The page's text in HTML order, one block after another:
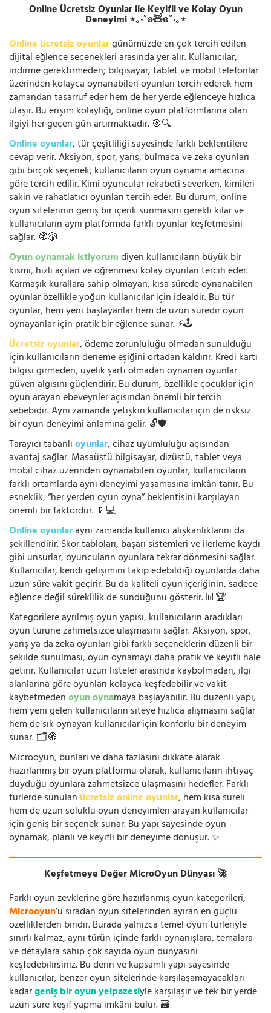
Online Ücretsiz Oyunlar ile Keyifli ve Kolay Oyun
Deneyimi ⋆｡‧˚ʚ🧸ɞ˚‧｡⋆
Online ücretsiz oyunlargünümüzde en çok tercih edilen
dijital eğlence seçenekleri arasında yer alır. Kullanıcılar,
indirme gerektirmeden; bilgisayar, tablet ve mobil telefonlar
üzerinden kolayca oynanabilen oyunları tercih ederek hem
zamandan tasarruf eder hem de her yerde eğlenceye hızlıca
ulaşır. Bu erişim kolaylığı, online oyun platformlarına olan
ilgiyi her geçen gün artırmaktadır. 🎯🔍
Online oyunlar, tür çeşitliliği sayesinde farklı beklentilere
cevap verir. Aksiyon, spor, yarış, bulmaca ve zeka oyunları
gibi birçok seçenek; kullanıcıların oyun oynama amacına
göre tercih edilir. Kimi oyuncular rekabeti severken, kimileri
sakin ve rahatlatıcı oyunları tercih eder. Bu durum, online
oyun sitelerinin geniş bir içerik sunmasını gerekli kılar ve
kullanıcıların aynı platformda farklı oyunlar keşfetmesini
sağlar. 🧭🎲
Oyun oynamak istiyorumdiyen kullanıcıların büyük bir
kısmı, hızlı açılan ve öğrenmesi kolay oyunları tercih eder.
Karmaşık kurallara sahip olmayan, kısa sürede oynanabilen
oyunlar özellikle yoğun kullanıcılar için idealdir. Bu tür
oyunlar, hem yeni başlayanlar hem de uzun süredir oyun
oynayanlar için pratik bir eğlence sunar. ⚡🕹️
Ücretsiz oyunlar, ödeme zorunluluğu olmadan sunulduğu
için kullanıcıların deneme eşiğini ortadan kaldırır. Kredi kartı
bilgisi girmeden, üyelik şartı olmadan oynanan oyunlar
güven algısını güçlendirir. Bu durum, özellikle çocuklar için
oyun arayan ebeveynler açısından önemli bir tercih
sebebidir. Aynı zamanda yetişkin kullanıcılar için de risksiz
bir oyun deneyimi anlamına gelir. 🔓🛡️
Tarayıcı tabanlıoyunlar, cihaz uyumluluğu açısından
avantaj sağlar. Masaüstü bilgisayar, dizüstü, tablet veya
mobil cihaz üzerinden oynanabilen oyunlar, kullanıcıların
farklı ortamlarda aynı deneyimi yaşamasına imkân tanır. Bu
esneklik, “her yerden oyun oyna” beklentisini karşılayan
önemli bir faktördür. 📱💻
Online oyunlaraynı zamanda kullanıcı alışkanlıklarını da
şekillendirir. Skor tabloları, başarı sistemleri ve ilerleme kaydı
gibi unsurlar, oyuncuların oyunlara tekrar dönmesini sağlar.
Kullanıcılar, kendi gelişimini takip edebildiği oyunlarda daha
uzun süre vakit geçirir. Bu da kaliteli oyun içeriğinin, sadece
eğlence değil süreklilik de sunduğunu gösterir. 📊🏆
Kategorilere ayrılmış oyun yapısı, kullanıcıların aradıkları
oyun türüne zahmetsizce ulaşmasını sağlar. Aksiyon, spor,
yarış ya da zeka oyunları gibi farklı seçeneklerin düzenli bir
şekilde sunulması, oyun oynamayı daha pratik ve keyifli hale
getirir. Kullanıcılar uzun listeler arasında kaybolmadan, ilgi
alanlarına göre oyunları kolayca keşfedebilir ve vakit
kaybetmedenoyun oynamaya başlayabilir. Bu düzenli yapı,
hem yeni gelen kullanıcıların siteye hızlıca alışmasını sağlar
hem de sık oynayan kullanıcılar için konforlu bir deneyim
sunar. 🗂️🧭
Microoyun, bunları ve daha fazlasını dikkate alarak
hazırlanmış bir oyun platformu olarak, kullanıcıların ihtiyaç
duyduğu oyunlara zahmetsizce ulaşmasını hedefler. Farklı
türlerde sunulan ücretsiz online oyunlar, hem kısa süreli
hem de uzun soluklu oyun deneyimleri arayan kullanıcılar
için geniş bir seçenek sunar. Bu yapı sayesinde oyun
oynamak, planlı ve keyifli bir deneyime dönüşür. ✨
Keşfetmeye Değer MicroOyun Dünyası 🚀
Farklı oyun zevklerine göre hazırlanmış oyun kategorileri,
Microoyun’u sıradan oyun sitelerinden ayıran en güçlü
özelliklerden biridir. Burada yalnızca temel oyun türleriyle
sınırlı kalmaz, aynı türün içinde farklı oynanışlara, temalara
ve detaylara sahip çok sayıda oyun dünyasını
keşfedebilirsiniz. Bu derin ve kapsamlı yapı sayesinde
kullanıcılar, benzer oyun sitelerinde karşılaşamayacakları
kadargeniş bir oyun yelpazesiyle karşılaşır ve tek bir yerde
uzun süre keşif yapma imkânı bulur. 🗃️